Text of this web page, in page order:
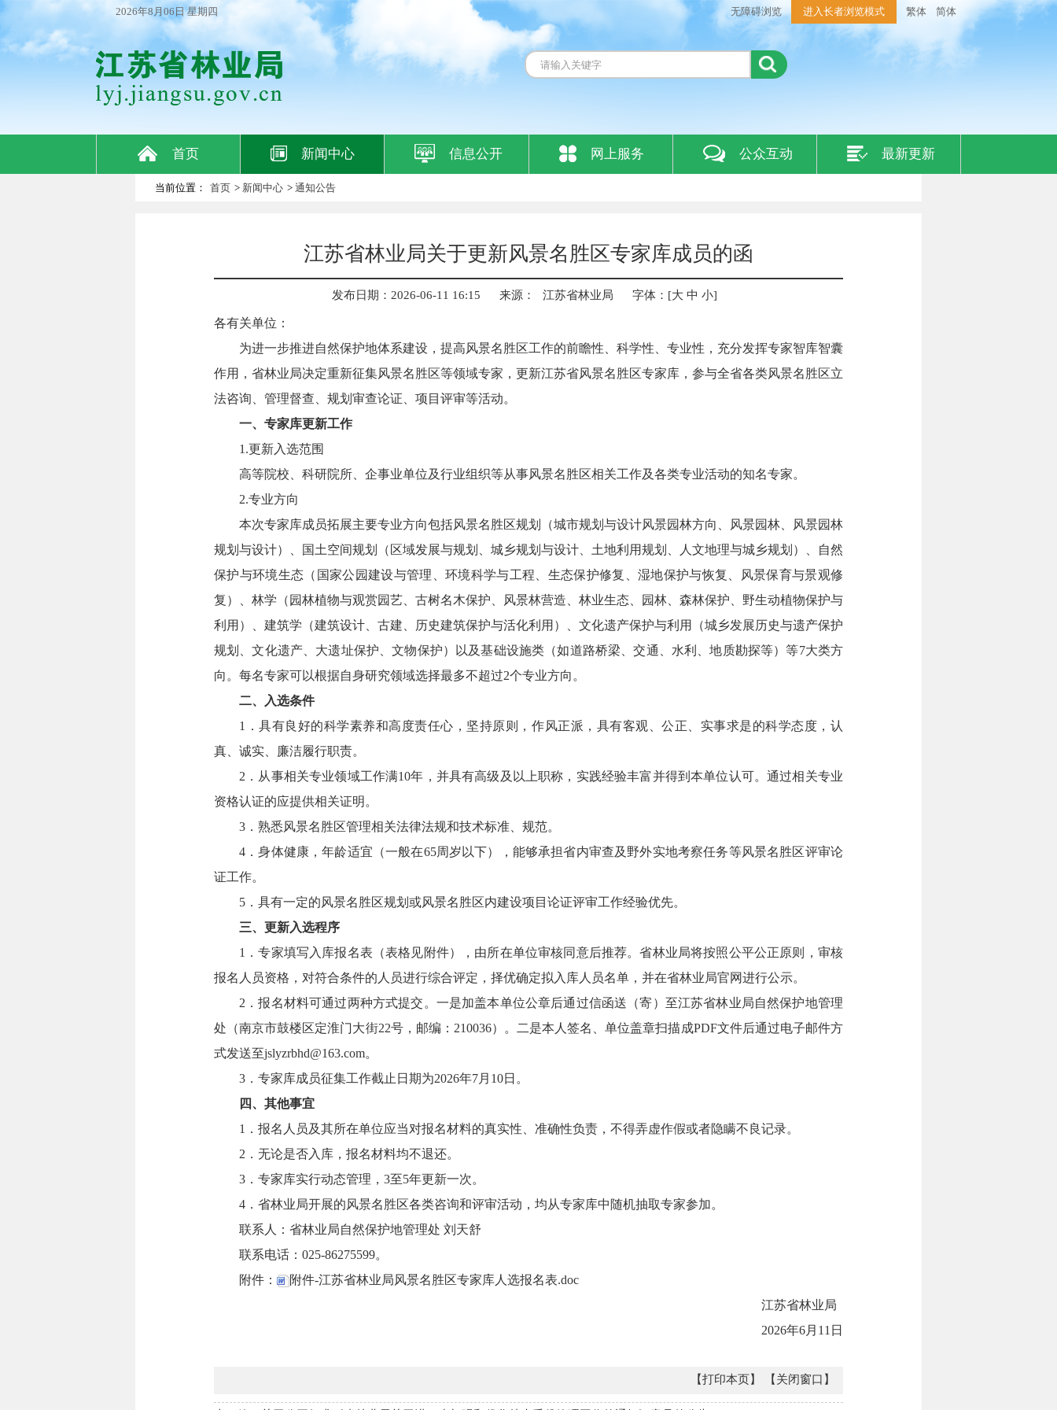
2026年8月06日 星期四 无障碍浏览 进入长者浏览模式 繁体 简体
首页 新闻中心 信息公开 网上服务 公众互动 最新更新
当前位置： 首页 > 新闻中心 > 通知公告
江苏省林业局关于更新风景名胜区专家库成员的函
发布日期：2026-06-11 16:15 来源： 江苏省林业局 字体：[大 中 小]
各有关单位：
为进一步推进自然保护地体系建设，提高风景名胜区工作的前瞻性、科学性、专业性，充分发挥专家智库智囊
作用，省林业局决定重新征集风景名胜区等领域专家，更新江苏省风景名胜区专家库，参与全省各类风景名胜区立
法咨询、管理督查、规划审查论证、项目评审等活动。
一、专家库更新工作
1.更新入选范围
高等院校、科研院所、企事业单位及行业组织等从事风景名胜区相关工作及各类专业活动的知名专家。
2.专业方向
本次专家库成员拓展主要专业方向包括风景名胜区规划（城市规划与设计风景园林方向、风景园林、风景园林
规划与设计）、国土空间规划（区域发展与规划、城乡规划与设计、土地利用规划、人文地理与城乡规划）、自然
保护与环境生态（国家公园建设与管理、环境科学与工程、生态保护修复、湿地保护与恢复、风景保育与景观修
复）、林学（园林植物与观赏园艺、古树名木保护、风景林营造、林业生态、园林、森林保护、野生动植物保护与
利用）、建筑学（建筑设计、古建、历史建筑保护与活化利用）、文化遗产保护与利用（城乡发展历史与遗产保护
规划、文化遗产、大遗址保护、文物保护）以及基础设施类（如道路桥梁、交通、水利、地质勘探等）等7大类方
向。每名专家可以根据自身研究领域选择最多不超过2个专业方向。
二、入选条件
1．具有良好的科学素养和高度责任心，坚持原则，作风正派，具有客观、公正、实事求是的科学态度，认
真、诚实、廉洁履行职责。
2．从事相关专业领域工作满10年，并具有高级及以上职称，实践经验丰富并得到本单位认可。通过相关专业
资格认证的应提供相关证明。
3．熟悉风景名胜区管理相关法律法规和技术标准、规范。
4．身体健康，年龄适宜（一般在65周岁以下），能够承担省内审查及野外实地考察任务等风景名胜区评审论
证工作。
5．具有一定的风景名胜区规划或风景名胜区内建设项目论证评审工作经验优先。
三、更新入选程序
1．专家填写入库报名表（表格见附件），由所在单位审核同意后推荐。省林业局将按照公平公正原则，审核
报名人员资格，对符合条件的人员进行综合评定，择优确定拟入库人员名单，并在省林业局官网进行公示。
2．报名材料可通过两种方式提交。一是加盖本单位公章后通过信函送（寄）至江苏省林业局自然保护地管理
处（南京市鼓楼区定淮门大街22号，邮编：210036）。二是本人签名、单位盖章扫描成PDF文件后通过电子邮件方
式发送至jslyzrbhd@163.com。
3．专家库成员征集工作截止日期为2026年7月10日。
四、其他事宜
1．报名人员及其所在单位应当对报名材料的真实性、准确性负责，不得弄虚作假或者隐瞒不良记录。
2．无论是否入库，报名材料均不退还。
3．专家库实行动态管理，3至5年更新一次。
4．省林业局开展的风景名胜区各类咨询和评审活动，均从专家库中随机抽取专家参加。
联系人：省林业局自然保护地管理处 刘天舒
联系电话：025-86275599。
附件：
附件-江苏省林业局风景名胜区专家库人选报名表.doc
江苏省林业局
2026年6月11日
【打印本页】 【关闭窗口】